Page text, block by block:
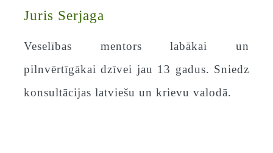
Juris Serjaga
Veselības mentors labākai un
pilnvērtīgākai dzīvei jau 13 gadus. Sniedz
konsultācijas latviešu un krievu valodā.